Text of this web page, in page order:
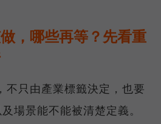
，哪些再等？先看重
不只由產業標籤決定，也要
場景能不能被清楚定義。